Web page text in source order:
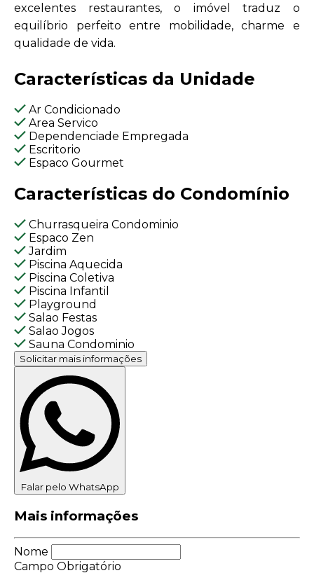
excelentes restaurantes, o imóvel traduz o
equilíbrio perfeito entre mobilidade, charme e
qualidade de vida.
Características da Unidade
Ar Condicionado
Area Servico
Dependenciade Empregada
Escritorio
Espaco Gourmet
Características do Condomínio
Churrasqueira Condominio
Espaco Zen
Jardim
Piscina Aquecida
Piscina Coletiva
Piscina Infantil
Playground
Salao Festas
Salao Jogos
Sauna Condominio
Solicitar mais informações
Falar pelo WhatsApp
Mais informações
Nome
Campo Obrigatório